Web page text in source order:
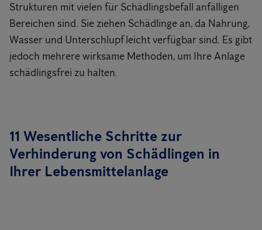
Strukturen mit vielen für Schädlingsbefall anfälligen
Bereichen sind. Sie ziehen Schädlinge an, da Nahrung,
Wasser und Unterschlupf leicht verfügbar sind. Es gibt
jedoch mehrere wirksame Methoden, um Ihre Anlage
schädlingsfrei zu halten.
11 Wesentliche Schritte zur
Verhinderung von Schädlingen in
Ihrer Lebensmittelanlage